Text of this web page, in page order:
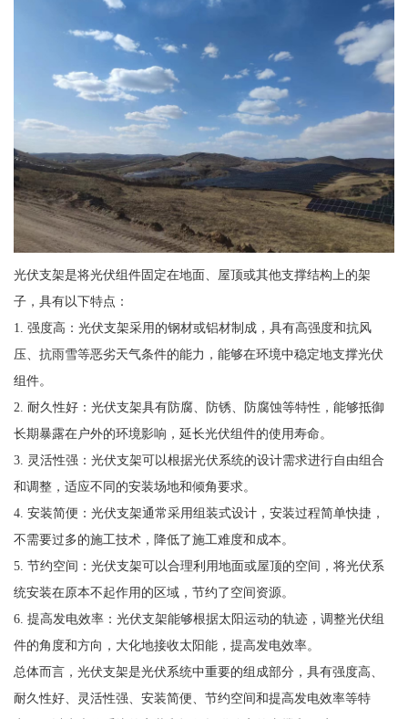
光伏支架是将光伏组件固定在地面、屋顶或其他支撑结构上的架
子，具有以下特点：
1. 强度高：光伏支架采用的钢材或铝材制成，具有高强度和抗风
压、抗雨雪等恶劣天气条件的能力，能够在环境中稳定地支撑光伏
组件。
2. 耐久性好：光伏支架具有防腐、防锈、防腐蚀等特性，能够抵御
长期暴露在户外的环境影响，延长光伏组件的使用寿命。
3. 灵活性强：光伏支架可以根据光伏系统的设计需求进行自由组合
和调整，适应不同的安装场地和倾角要求。
4. 安装简便：光伏支架通常采用组装式设计，安装过程简单快捷，
不需要过多的施工技术，降低了施工难度和成本。
5. 节约空间：光伏支架可以合理利用地面或屋顶的空间，将光伏系
统安装在原本不起作用的区域，节约了空间资源。
6. 提高发电效率：光伏支架能够根据太阳运动的轨迹，调整光伏组
件的角度和方向，大化地接收太阳能，提高发电效率。
总体而言，光伏支架是光伏系统中重要的组成部分，具有强度高、
耐久性好、灵活性强、安装简便、节约空间和提高发电效率等特